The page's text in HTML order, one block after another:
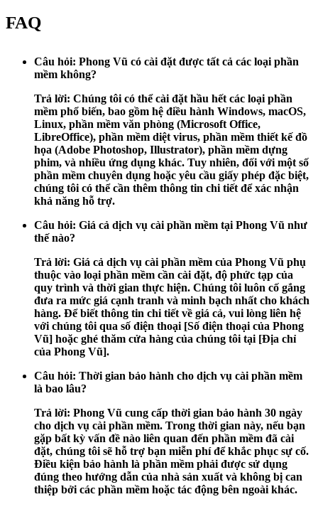
FAQ
Câu hỏi: Phong Vũ có cài đặt được tất cả các loại phần
mềm không?
Trả lời: Chúng tôi có thể cài đặt hầu hết các loại phần
mềm phổ biến, bao gồm hệ điều hành Windows, macOS,
Linux, phần mềm văn phòng (Microsoft Office,
LibreOffice), phần mềm diệt virus, phần mềm thiết kế đồ
họa (Adobe Photoshop, Illustrator), phần mềm dựng
phim, và nhiều ứng dụng khác. Tuy nhiên, đối với một số
phần mềm chuyên dụng hoặc yêu cầu giấy phép đặc biệt,
chúng tôi có thể cần thêm thông tin chi tiết để xác nhận
khả năng hỗ trợ.
Câu hỏi: Giá cả dịch vụ cài phần mềm tại Phong Vũ như
thế nào?
Trả lời: Giá cả dịch vụ cài phần mềm của Phong Vũ phụ
thuộc vào loại phần mềm cần cài đặt, độ phức tạp của
quy trình và thời gian thực hiện. Chúng tôi luôn cố gắng
đưa ra mức giá cạnh tranh và minh bạch nhất cho khách
hàng. Để biết thông tin chi tiết về giá cả, vui lòng liên hệ
với chúng tôi qua số điện thoại [Số điện thoại của Phong
Vũ] hoặc ghé thăm cửa hàng của chúng tôi tại [Địa chỉ
của Phong Vũ].
Câu hỏi: Thời gian bảo hành cho dịch vụ cài phần mềm
là bao lâu?
Trả lời: Phong Vũ cung cấp thời gian bảo hành 30 ngày
cho dịch vụ cài phần mềm. Trong thời gian này, nếu bạn
gặp bất kỳ vấn đề nào liên quan đến phần mềm đã cài
đặt, chúng tôi sẽ hỗ trợ bạn miễn phí để khắc phục sự cố.
Điều kiện bảo hành là phần mềm phải được sử dụng
đúng theo hướng dẫn của nhà sản xuất và không bị can
thiệp bởi các phần mềm hoặc tác động bên ngoài khác.